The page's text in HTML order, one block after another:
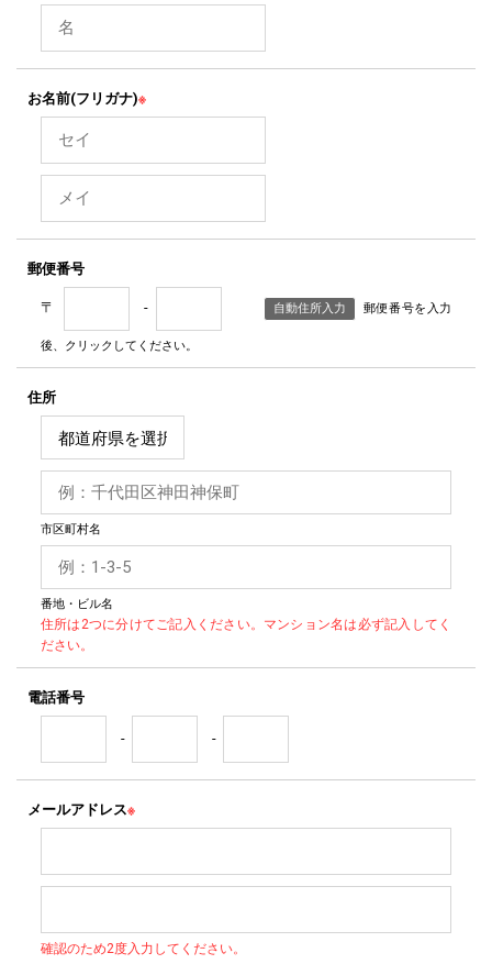
お名前(フリガナ)※
郵便番号
〒 - 自動住所入力 郵便番号を入力
後、クリックしてください。
住所
市区町村名
番地・ビル名
住所は2つに分けてご記入ください。マンション名は必ず記入してく
ださい。
電話番号
- -
メールアドレス※
確認のため2度入力してください。